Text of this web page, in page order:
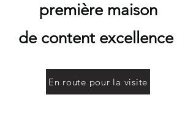
première maison
de content excellence
En route pour la visite